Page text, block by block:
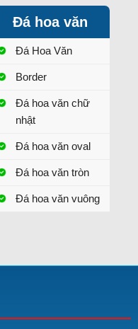
Đá hoa văn
Đá Hoa Văn
Border
Đá hoa văn chữ
nhật
Đá hoa văn oval
Đá hoa văn tròn
Đá hoa văn vuông